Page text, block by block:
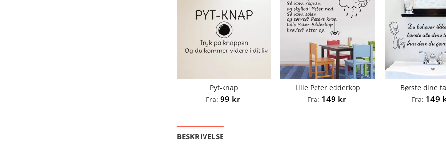
Pyt-knap
Fra: 99 kr
Lille Peter edderkop
Fra: 149 kr
Børste dine
Fra: 149
BESKRIVELSE